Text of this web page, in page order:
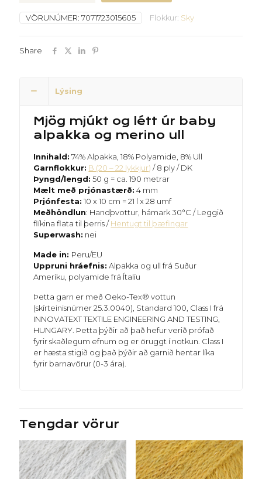
Gallabuxnablár
quantity
VÖRUNÚMER: 7071723015605 Flokkur: Sky
Share
Lýsing
Mjög mjúkt og létt úr baby
alpakka og merino ull
Innihald: 74% Alpakka, 18% Polyamide, 8% Ull
Garnflokkur: B (20 – 22 lykkjur)/ 8 ply / DK
Þyngd/lengd: 50 g = ca. 190 metrar
Mælt með prjónastærð: 4 mm
Prjónfesta: 10 x 10 cm = 21 l x 28 umf
Meðhöndlun: Handþvottur, hámark 30°C / Leggið
flíkina flata til þerris /Hentugt til þæfingar
Superwash: nei
Made in: Peru/EU
Uppruni hráefnis: Alpakka og ull frá Suður
Ameríku, polyamide frá Ítalíu
Þetta garn er með Oeko-Tex® vottun
(skírteinisnúmer 25.3.0040), Standard 100, Class I frá
INNOVATEXT TEXTILE ENGINEERING AND TESTING,
HUNGARY. Þetta þýðir að það hefur verið prófað
fyrir skaðlegum efnum og er öruggt í notkun. Class I
er hæsta stigið og það þýðir að garnið hentar líka
fyrir barnavörur (0-3 ára).
Tengdar vörur